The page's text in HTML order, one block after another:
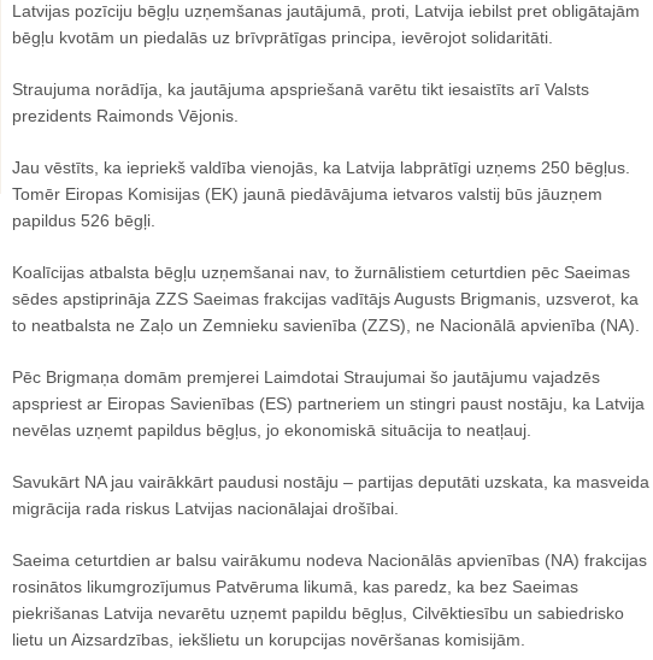
Latvijas pozīciju bēgļu uzņemšanas jautājumā, proti, Latvija iebilst pret obligātajām
bēgļu kvotām un piedalās uz brīvprātīgas principa, ievērojot solidaritāti.
Straujuma norādīja, ka jautājuma apspriešanā varētu tikt iesaistīts arī Valsts
prezidents Raimonds Vējonis.
Jau vēstīts, ka iepriekš valdība vienojās, ka Latvija labprātīgi uzņems 250 bēgļus.
Tomēr Eiropas Komisijas (EK) jaunā piedāvājuma ietvaros valstij būs jāuzņem
papildus 526 bēgļi.
Koalīcijas atbalsta bēgļu uzņemšanai nav, to žurnālistiem ceturtdien pēc Saeimas
sēdes apstiprināja ZZS Saeimas frakcijas vadītājs Augusts Brigmanis, uzsverot, ka
to neatbalsta ne Zaļo un Zemnieku savienība (ZZS), ne Nacionālā apvienība (NA).
Pēc Brigmaņa domām premjerei Laimdotai Straujumai šo jautājumu vajadzēs
apspriest ar Eiropas Savienības (ES) partneriem un stingri paust nostāju, ka Latvija
nevēlas uzņemt papildus bēgļus, jo ekonomiskā situācija to neatļauj.
Savukārt NA jau vairākkārt paudusi nostāju – partijas deputāti uzskata, ka masveida
migrācija rada riskus Latvijas nacionālajai drošībai.
Saeima ceturtdien ar balsu vairākumu nodeva Nacionālās apvienības (NA) frakcijas
rosinātos likumgrozījumus Patvēruma likumā, kas paredz, ka bez Saeimas
piekrišanas Latvija nevarētu uzņemt papildu bēgļus, Cilvēktiesību un sabiedrisko
lietu un Aizsardzības, iekšlietu un korupcijas novēršanas komisijām.